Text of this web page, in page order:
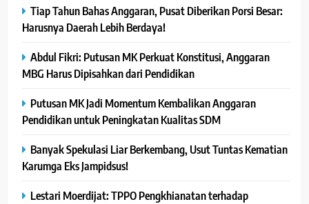
Tiap Tahun Bahas Anggaran, Pusat Diberikan Porsi Besar:
Harusnya Daerah Lebih Berdaya!
Abdul Fikri: Putusan MK Perkuat Konstitusi, Anggaran
MBG Harus Dipisahkan dari Pendidikan
Putusan MK Jadi Momentum Kembalikan Anggaran
Pendidikan untuk Peningkatan Kualitas SDM
Banyak Spekulasi Liar Berkembang, Usut Tuntas Kematian
Karumga Eks Jampidsus!
Lestari Moerdijat: TPPO Pengkhianatan terhadap